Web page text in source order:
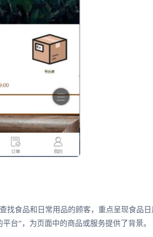
找食品和日常用品的顾客，重点呈现食品
台”，为页面中的商品或服务提供了背景。